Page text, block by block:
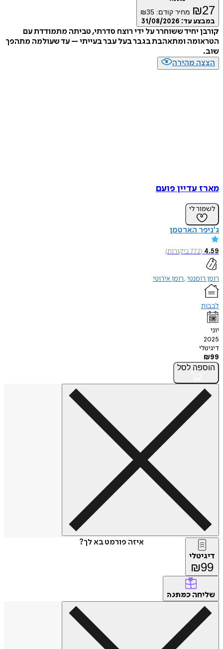
₪27 מחיר קודם: ₪35
במבצע עד: 31/08/2026
קורבן יחיד ששוחרר על ידי רוצח סדרתי, טביתה מתמודדת עם
הטראומה ומתאהבת בגבר בעל עבר בעייתי – עד שעולמה מתהפך
שוב.
הצצה מהירה
מארז עדיין פועם
לשמור לי
ג'ניפר הארטמן
4.59
(
772ביקורות)
רומן רומנטי רומן אירוטי
לבבות
יוני
2025
דיגיטלי
₪99
הוספה לסל
איזה פורמט בא לך?
דיגיטלי
₪99
שליחה כמתנה